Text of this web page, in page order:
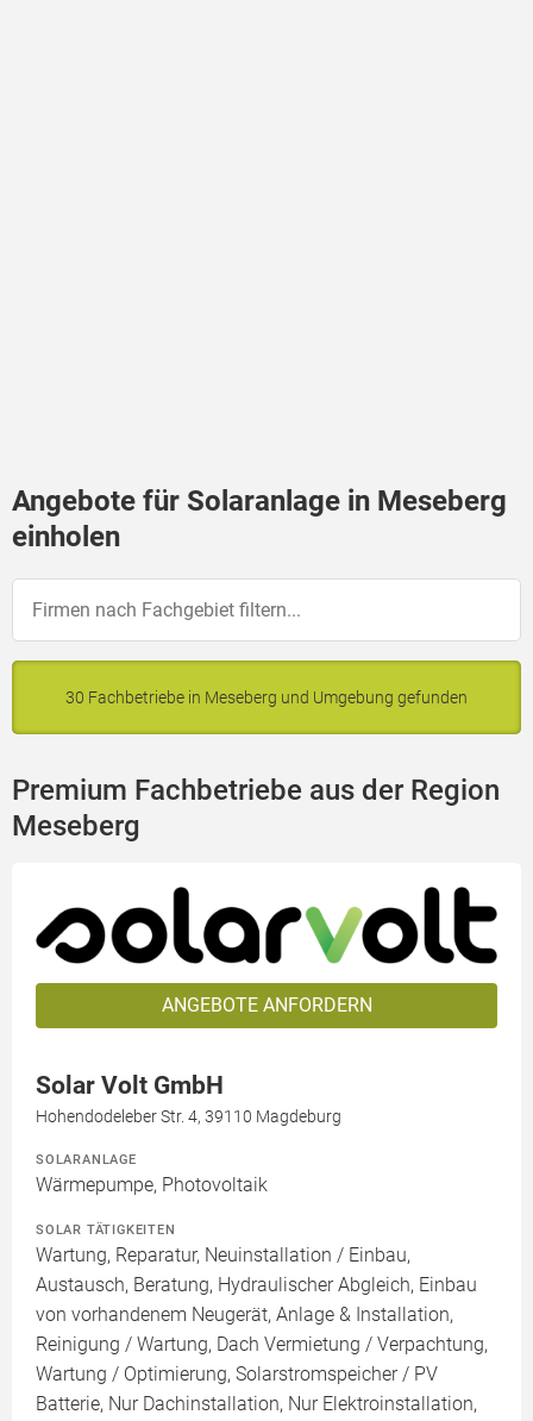
Angebote für Solaranlage in Meseberg
einholen
30 Fachbetriebe in Meseberg und Umgebung gefunden
Premium Fachbetriebe aus der Region
Meseberg
ANGEBOTE ANFORDERN
Solar Volt GmbH
Hohendodeleber Str. 4, 39110 Magdeburg
SOLARANLAGE
Wärmepumpe, Photovoltaik
SOLAR TÄTIGKEITEN
Wartung, Reparatur, Neuinstallation / Einbau,
Austausch, Beratung, Hydraulischer Abgleich, Einbau
von vorhandenem Neugerät, Anlage & Installation,
Reinigung / Wartung, Dach Vermietung / Verpachtung,
Wartung / Optimierung, Solarstromspeicher / PV
Batterie, Nur Dachinstallation, Nur Elektroinstallation,